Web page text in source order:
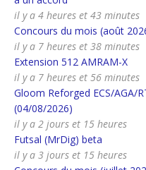
il y a 4 heures et 43 minutes
Concours du mois (août
il y a 7 heures et 38 minutes
Extension 512 AMRAM-X
il y a 7 heures et 56 minutes
Gloom Reforged ECS/AGA/
(04/08/2026)
il y a 2 jours et 15 heures
Futsal (MrDig) beta
il y a 3 jours et 15 heures